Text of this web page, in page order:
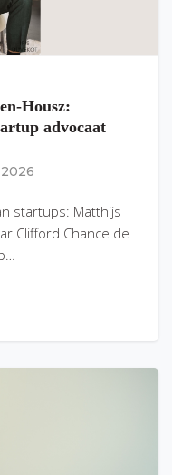
Housz:
advocaat
startups: Matthijs
Clifford Chance de